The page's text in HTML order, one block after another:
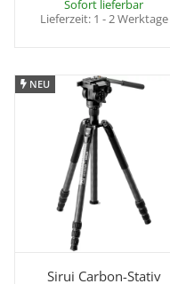
Sofort lieferbar
Lieferzeit: 1 - 2 Werktage
NEU
NEU
Sirui Carbon-Stativ